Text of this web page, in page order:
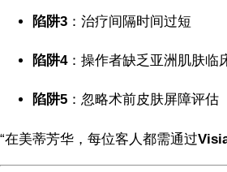
陷阱3 ：治疗间隔时间过短
陷阱4：操作者缺乏亚洲肌肤临
陷阱5 ：忽略术前皮肤屏障评估
“在美蒂芳华，每位客人都需通过